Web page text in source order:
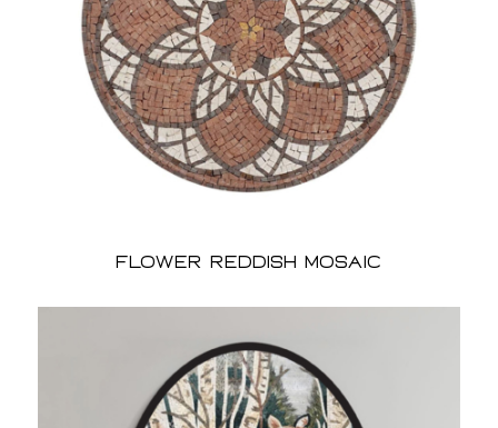
Flower Reddish Mosaic